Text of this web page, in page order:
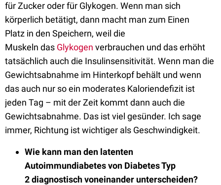
für Zucker oder für Glykogen. Wenn man sich
körperlich betätigt, dann macht man zum Einen
Platz in den Speichern, weil die
Muskeln das Glykogen verbrauchen und das erhöht
tatsächlich auch die Insulinsensitivität. Wenn man die
Gewichtsabnahme im Hinterkopf behält und wenn
das auch nur so ein moderates Kaloriendefizit ist
jeden Tag – mit der Zeit kommt dann auch die
Gewichtsabnahme. Das ist viel gesünder. Ich sage
immer, Richtung ist wichtiger als Geschwindigkeit.
Wie kann man den latenten
Autoimmundiabetes von Diabetes Typ
2diagnostisch voneinander unterscheiden?